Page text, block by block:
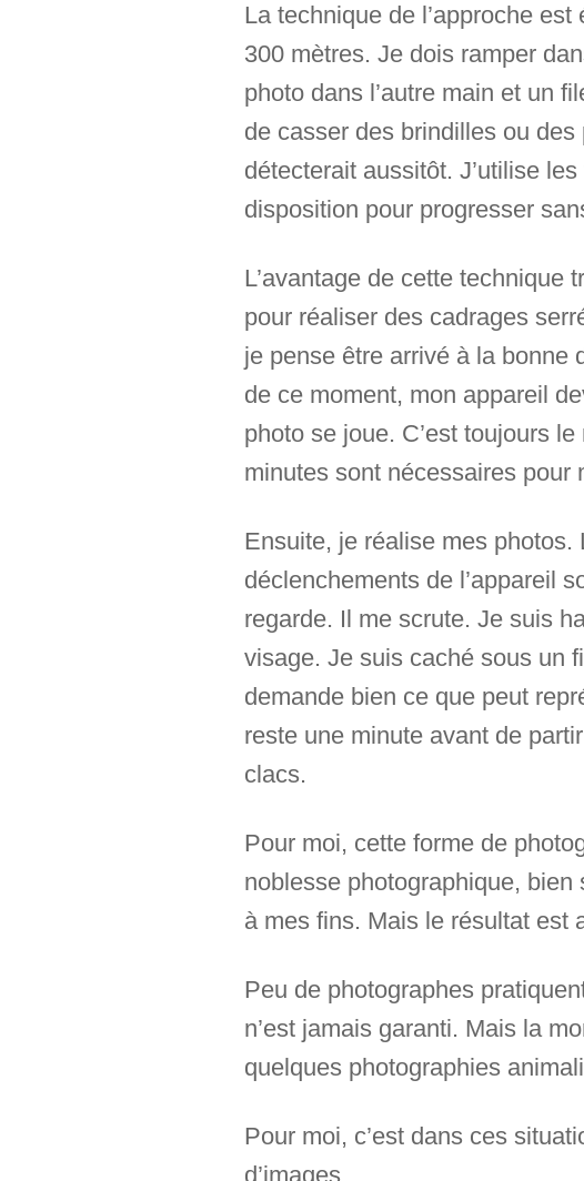
La technique de l’approche
300 mètres. Je dois ramper
photo dans l’autre main et un
de casser des brindilles ou
détecterait aussitôt. J’utilise
disposition pour progresser
L’avantage de cette technique
pour réaliser des cadrages
je pense être arrivé à la bonne
de ce moment, mon appareil
photo se joue. C’est toujours
minutes sont nécessaires pour
Ensuite, je réalise mes
déclenchements de l’appareil
regarde. Il me scrute. Je suis
visage. Je suis caché sous un
demande bien ce que peut
reste une minute avant de
clacs.
Pour moi, cette forme de
noblesse photographique, bien
à mes fins. Mais le résultat est
Peu de photographes
n’est jamais garanti. Mais la
quelques photographies
Pour moi, c’est dans ces
d’images.